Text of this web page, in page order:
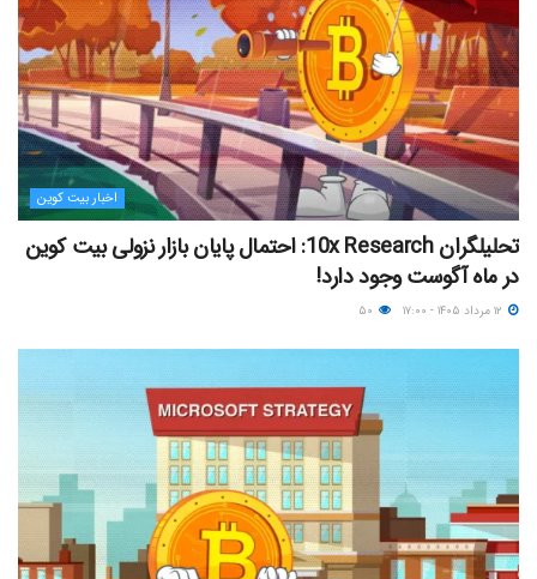
اخبار بیت کوین
تحلیلگران 10x Research: احتمال پایان بازار نزولی بیت کوین
در ماه آگوست وجود دارد!